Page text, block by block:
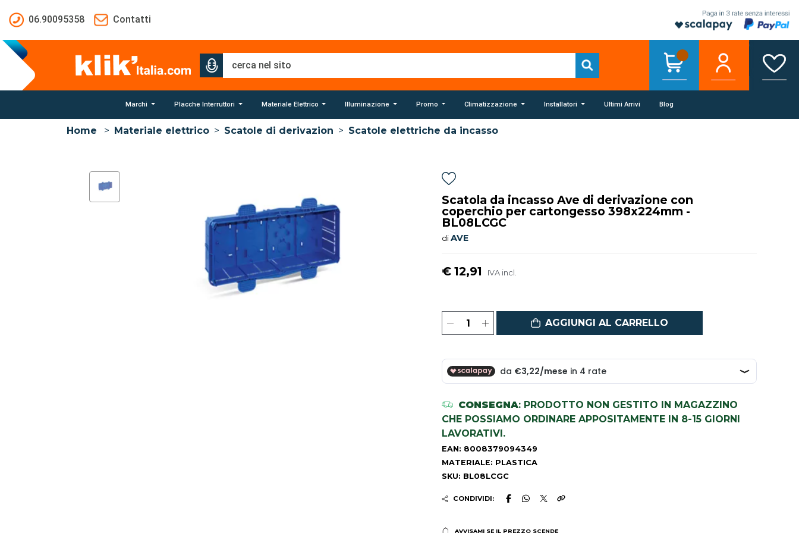
06.90095358
Contatti
Marchi Placche Interruttori Materiale Elettrico Illuminazione Promo Climatizzazione Installatori Ultimi Arrivi Blog
Home > Materiale elettrico > Scatole di derivazion > Scatole elettriche da incasso
Scatola da incasso Ave di derivazione con
coperchio per cartongesso 398x224mm -
BL08LCGC
di AVE
€ 12,91 IVA incl.
AGGIUNGI AL CARRELLO
CONSEGNA: PRODOTTO NON GESTITO IN MAGAZZINO
CHE POSSIAMO ORDINARE APPOSITAMENTE IN 8-15 GIORNI
LAVORATIVI.
EAN: 8008379094349
MATERIALE: PLASTICA
SKU: BL08LCGC
CONDIVIDI:
AVVISAMI SE IL PREZZO SCENDE